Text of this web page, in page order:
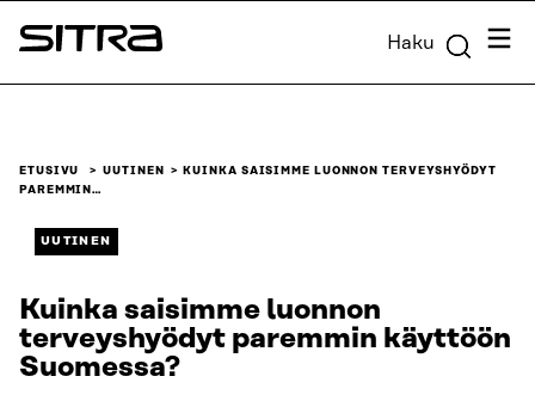
Siirry
suoraan
Sitra Haku
ETUSIVU UUTINEN
KUINKA SAISIMME LUONNON TERVEYSHYÖDYT
PAREMMIN…
UUTINEN
Kuinka saisimme luonnon
terveyshyödyt paremmin käyttöön
Suomessa?